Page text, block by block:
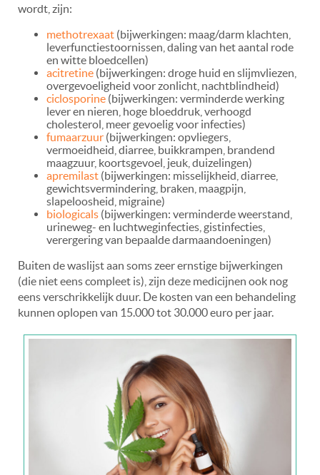
wordt, zijn:
methotrexaat (bijwerkingen: maag/darm klachten,
leverfunctiestoornissen, daling van het aantal rode
en witte bloedcellen)
acitretine (bijwerkingen: droge huid en slijmvliezen,
overgevoeligheid voor zonlicht, nachtblindheid)
ciclosporine (bijwerkingen: verminderde werking
lever en nieren, hoge bloeddruk, verhoogd
cholesterol, meer gevoelig voor infecties)
fumaarzuur (bijwerkingen: opvliegers,
vermoeidheid, diarree, buikkrampen, brandend
maagzuur, koortsgevoel, jeuk, duizelingen)
apremilast (bijwerkingen: misselijkheid, diarree,
gewichtsvermindering, braken, maagpijn,
slapeloosheid, migraine)
biologicals (bijwerkingen: verminderde weerstand,
urineweg- en luchtweginfecties, gistinfecties,
verergering van bepaalde darmaandoeningen)
Buiten de waslijst aan soms zeer ernstige bijwerkingen
(die niet eens compleet is), zijn deze medicijnen ook nog
eens verschrikkelijk duur. De kosten van een behandeling
kunnen oplopen van 15.000 tot 30.000 euro per jaar.